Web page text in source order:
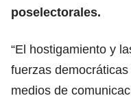
poselectorales.
“El hostigamiento y
fuerzas
medios de